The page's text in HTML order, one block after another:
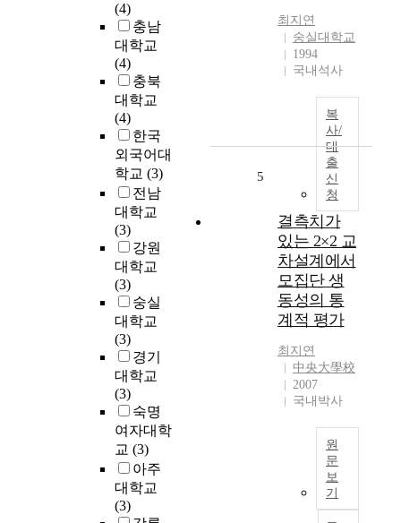
(4)
충남
대학교
(4)
충북
대학교
(4)
한국
외국어대
학교 (3)
전남
대학교
(3)
강원
대학교
(3)
숭실
대학교
(3)
경기
대학교
(3)
숙명
여자대학
교 (3)
아주
대학교
(3)
s
ln
최지연
숭실대학교
1994
국내석사
복
사/
대
출
신
청
5
결측치가
있는 2×2 교
차설계에서
모집단 생
동성의 통
계적 평가
최지연
中央大學校
2007
국내박사
원
문
보
기